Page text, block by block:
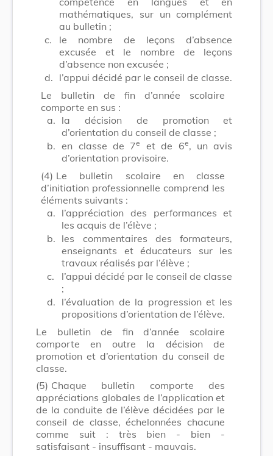
mathématiques, sur un complément
au bulletin ;
c.
le nombre de leçons d’absence
excusée et le nombre de leçons
d’absence non excusée ;
d. l’appui décidé par le conseil de classe.
Le bulletin de fin d’année scolaire
comporte en sus :
a. la décision de promotion et
d’orientation du conseil de classe ;
b. en classe de 7e et de 6e, un avis
d’orientation provisoire.
(4) Le bulletin scolaire en classe
d’initiation professionnelle comprend les
éléments suivants :
a. l’appréciation des performances et
les acquis de l’élève ;
b. les commentaires des formateurs,
enseignants et éducateurs sur les
travaux réalisés par l’élève ;
c.
l’appui décidé par le conseil de classe
;
d. l’évaluation de la progression et les
propositions d’orientation de l’élève.
Le bulletin de fin d’année scolaire
comporte en outre la décision de
promotion et d’orientation du conseil de
classe.
(5) Chaque bulletin comporte des
appréciations globales de l’application et
de la conduite de l’élève décidées par le
conseil de classe, échelonnées chacune
comme suit : très bien - bien -
satisfaisant - insuffisant - mauvais.